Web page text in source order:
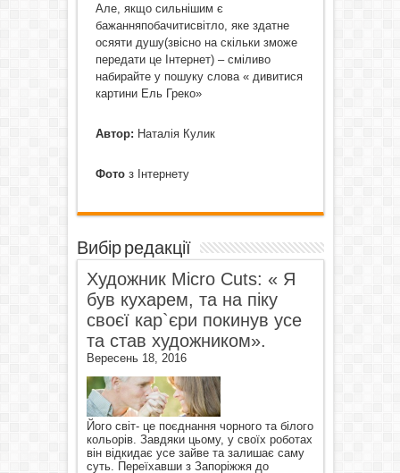
Але, якщо сильнішим є
бажанняпобачитисвітло, яке здатне
осяяти душу(звісно на скільки зможе
передати це Інтернет) – сміливо
набирайте у пошуку слова « дивитися
картини Ель Греко»
Автор: Наталія Кулик
Фотоз Інтернету
Вибір редакції
Художник Micro Cuts: « Я
був кухарем, та на піку
своєї кар`єри покинув усе
та став художником».
Вересень 18, 2016
Його світ- це поєднання чорного та білого
кольорів. Завдяки цьому, у своїх роботах
він відкидає усе зайве та залишає саму
суть. Переїхавши з Запоріжжя до